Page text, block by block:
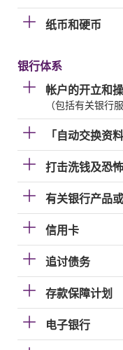
纸币和硬币
银行体系
帐户的开立和
（包括有关银行
「自动交换资
打击洗钱及恐
有关银行产品
信用卡
追讨债务
存款保障计划
电子银行